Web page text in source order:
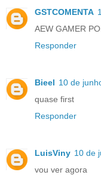
GSTCOMENTA
AEW GAMER
Responder
Bieel 10 de
quase first
Responder
LuisViny 10 de
vou ver agora